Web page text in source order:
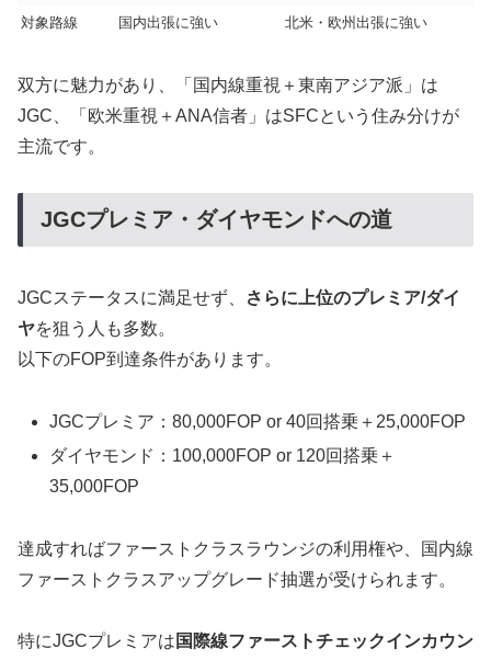
対象路線
国内出張に強い 北米・欧州出張に強い
双方に魅力があり、「国内線重視＋東南アジア派」は
JGC、「欧米重視＋ANA信者」はSFCという住み分けが
主流です。
JGCプレミア・ダイヤモンドへの道
JGCステータスに満足せず、
さらに上位のプレミア/ダイ
ヤを狙う人も多数。
以下のFOP到達条件があります。
JGCプレミア：80,000FOP or 40回搭乗＋25,000FOP
ダイヤモンド：100,000FOP or 120回搭乗＋
35,000FOP
達成すればファーストクラスラウンジの利用権や、国内線
ファーストクラスアップグレード抽選が受けられます。
特にJGCプレミアは 国際線ファーストチェックインカウン